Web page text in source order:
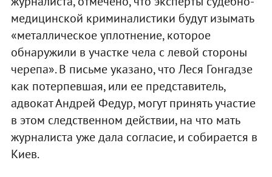
медицинской криминалистики будут изымать
«металлическое уплотнение, которое
обнаружили в участке чела с левой стороны
черепа». В письме указано, что Леся Гонгадзе
как потерпевшая, или ее представитель,
адвокат Андрей Федур, могут принять участие
в этом следственном действии, на что мать
журналиста уже дала согласие, и собирается в
Киев.